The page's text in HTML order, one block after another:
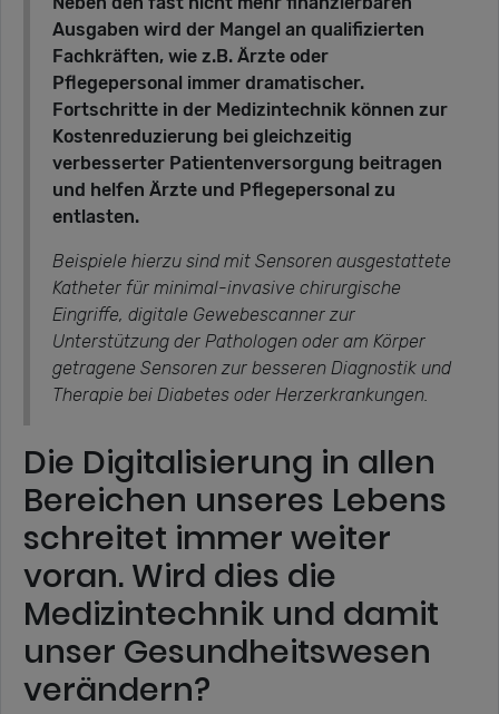
Ausgaben wird der Mangel an qualifizierten
Fachkräften, wie z.B. Ärzte oder
Pflegepersonal immer dramatischer.
Fortschritte in der Medizintechnik können zur
Kostenreduzierung bei gleichzeitig
verbesserter Patientenversorgung beitragen
und helfen Ärzte und Pflegepersonal zu
entlasten.
Beispiele hierzu sind mit Sensoren ausgestattete
Katheter für minimal-invasive chirurgische
Eingriffe, digitale Gewebescanner zur
Unterstützung der Pathologen oder am Körper
getragene Sensoren zur besseren Diagnostik und
Therapie bei Diabetes oder Herzerkrankungen.
Die Digitalisierung in allen
Bereichen unseres Lebens
schreitet immer weiter
voran. Wird dies die
Medizintechnik und damit
unser Gesundheitswesen
verändern?